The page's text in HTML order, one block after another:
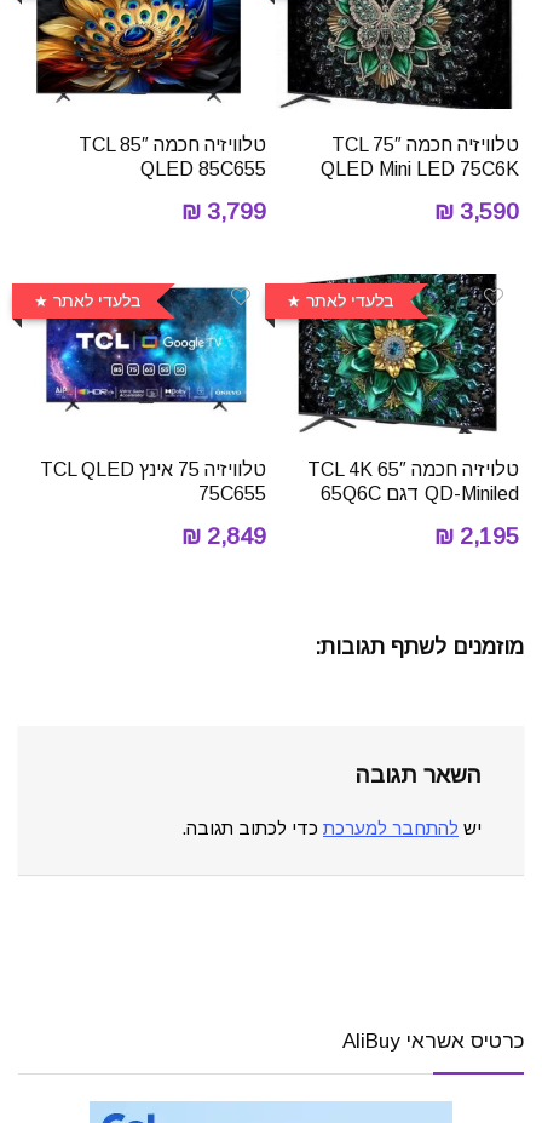
טלוויזיה חכמה 75″ TCL
QLED Mini LED 75C6K
3,590 ₪
טלוויזיה חכמה 85″ TCL
QLED 85C655
3,799 ₪
בלעדי לאתר
טלויזיה חכמה 65″ TCL 4K
QD-Miniled דגם 65Q6C
2,195 ₪
בלעדי לאתר
טלוויזיה 75 אינץ TCL QLED
75C655
2,849 ₪
מוזמנים לשתף תגובות:
השאר תגובה
יש להתחבר למערכת כדי לכתוב תגובה.
כרטיס אשראי AliBuy